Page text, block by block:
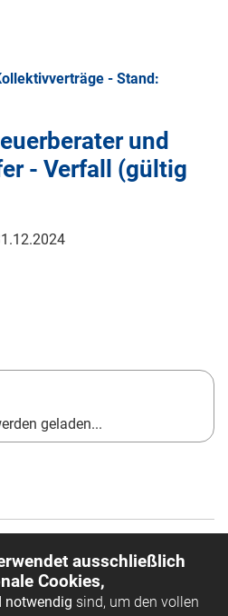
- Stand:
und
- Verfall (gültig
geladen...
ausschließlich
Cookies,
notwendig sind, um den vollen